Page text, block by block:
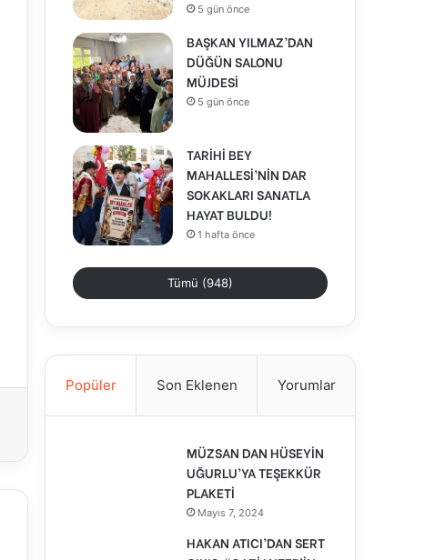
5 gün önce
BAŞKAN YILMAZ’DAN
DÜĞÜN SALONU
MÜJDESİ
5 gün önce
TARİHİ BEY
MAHALLESİ’NİN DAR
SOKAKLARI SANATLA
HAYAT BULDU!
1 hafta önce
Tümü (948)
Popüler Son Eklenen Yorumlar
MÜZSAN DAN HÜSEYİN
UĞURLU’YA TEŞEKKÜR
PLAKETİ
Mayıs 7, 2024
HAKAN ATICI’DAN SERT